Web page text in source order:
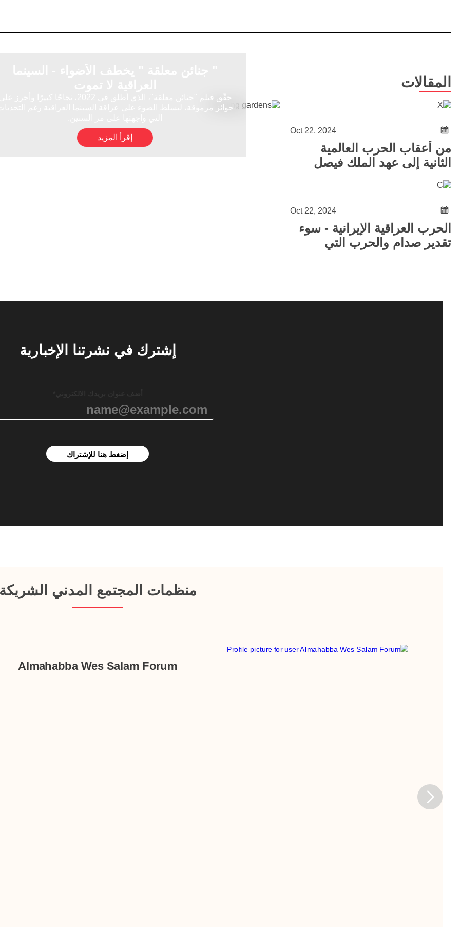
المقالات
Oct 22, 2024
من أعقاب الحرب العالمية
الثانية إلى عهد الملك فيصل
الثاني وانهيار النظام الملكي
(١٩٤٥ - ١٩٥٨ )
Oct 22, 2024
الحرب العراقية الإيرانية - سوء
تقدير صدام والحرب التي
جوائز مرموقة، ليسلط الضوء على عراقة السينما العراقية رغم التحديات
إقرأ المزيد
إشترك في نشرتنا الإخبارية
إضغط هنا للإشتراك
منظمات المجتمع المدني الشريكة
Almahabba Wes Salam Forum